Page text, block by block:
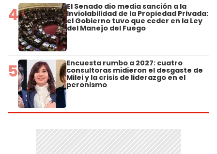
4 El Senado dio media sanción a la
Inviolabilidad de la Propiedad Privada:
el Gobierno tuvo que ceder en la Ley
del Manejo del Fuego
5 Encuesta rumbo a 2027: cuatro
consultoras midieron el desgaste de
Milei y la crisis de liderazgo en el
peronismo